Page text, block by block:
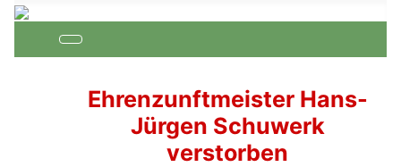
Ehrenzunftmeister Hans-
Jürgen Schuwerk
verstorben